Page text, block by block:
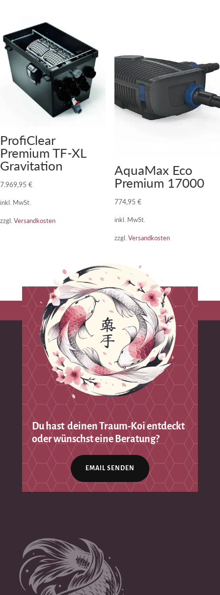
ProfiClear
Premium TF-XL
Gravitation
7.969,95 €
inkl. MwSt.
zzgl. Versandkosten
AquaMax Eco
Premium 17000
774,95 €
inkl. MwSt.
zzgl. Versandkosten
Du hast deinen Traum-Koi entdeckt
oder wünschst eine Beratung?
EMAIL SENDEN